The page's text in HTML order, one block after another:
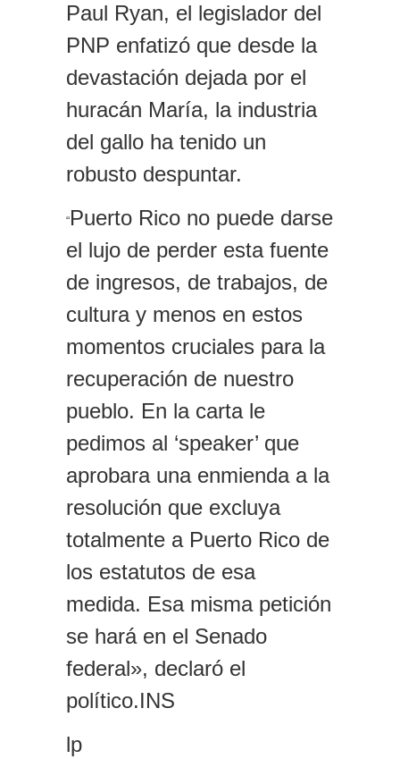
Paul Ryan, el legislador del
PNP enfatizó que desde la
devastación dejada por el
huracán María, la industria
del gallo ha tenido un
robusto despuntar.
“Puerto Rico no puede darse
el lujo de perder esta fuente
de ingresos, de trabajos, de
cultura y menos en estos
momentos cruciales para la
recuperación de nuestro
pueblo. En la carta le
pedimos al ‘speaker’ que
aprobara una enmienda a la
resolución que excluya
totalmente a Puerto Rico de
los estatutos de esa
medida. Esa misma petición
se hará en el Senado
federal», declaró el
político.INS
lp